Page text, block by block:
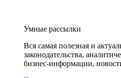
Умные рассылки
Вся самая полезная и
законодательства,
бизнес-информации,